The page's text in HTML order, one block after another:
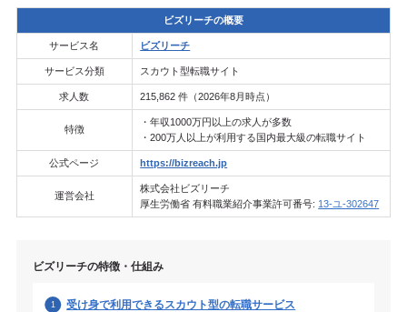
ビズリーチの概要
サービス名 ビズリーチ
サービス分類 スカウト型転職サイト
求人数 215,862 件（2026年8月時点）
特徴
・年収1000万円以上の求人が多数
・200万人以上が利用する国内最大級の転職サイト
公式ページ https://bizreach.jp
運営会社
株式会社ビズリーチ
厚生労働省 有料職業紹介事業許可番号: 13-ユ-302647
ビズリーチの特徴・仕組み
受け身で利用できるスカウト型の転職サービス